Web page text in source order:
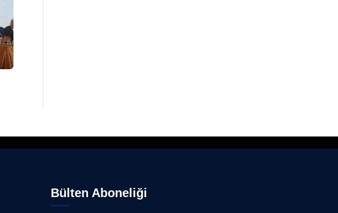
23.07.2026
Bülten Aboneliği